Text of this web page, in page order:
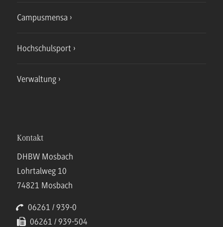
Campusmensa
Hochschulsport
Verwaltung
Kontakt
DHBW Mosbach
Lohrtalweg 10
74821 Mosbach
06261 / 939-0
06261 / 939-504